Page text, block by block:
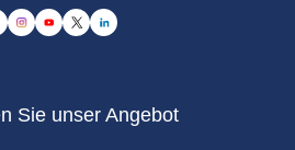
Sie unser Angebot